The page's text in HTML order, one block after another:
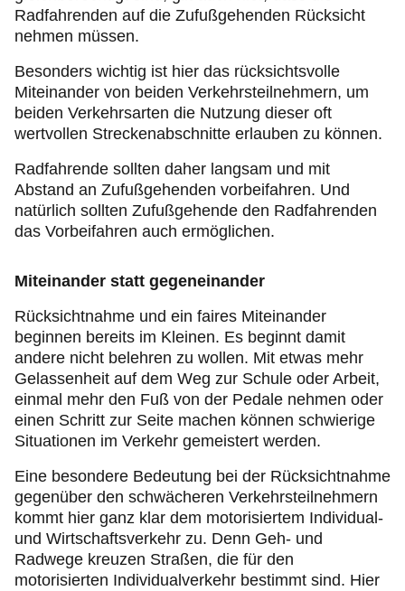
Radfahrenden auf die Zufußgehenden Rücksicht
nehmen müssen.
Besonders wichtig ist hier das rücksichtsvolle
Miteinander von beiden Verkehrsteilnehmern, um
beiden Verkehrsarten die Nutzung dieser oft
wertvollen Streckenabschnitte erlauben zu können.
Radfahrende sollten daher langsam und mit
Abstand an Zufußgehenden vorbeifahren. Und
natürlich sollten Zufußgehende den Radfahrenden
das Vorbeifahren auch ermöglichen.
Miteinander statt gegeneinander
Rücksichtnahme und ein faires Miteinander
beginnen bereits im Kleinen. Es beginnt damit
andere nicht belehren zu wollen. Mit etwas mehr
Gelassenheit auf dem Weg zur Schule oder Arbeit,
einmal mehr den Fuß von der Pedale nehmen oder
einen Schritt zur Seite machen können schwierige
Situationen im Verkehr gemeistert werden.
Eine besondere Bedeutung bei der Rücksichtnahme
gegenüber den schwächeren Verkehrsteilnehmern
kommt hier ganz klar dem motorisiertem Individual-
und Wirtschaftsverkehr zu. Denn Geh- und
Radwege kreuzen Straßen, die für den
motorisierten Individualverkehr bestimmt sind. Hier